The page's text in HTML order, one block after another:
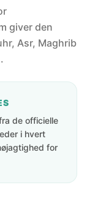
giver den
Asr, Maghrib
de officielle
i hvert
for